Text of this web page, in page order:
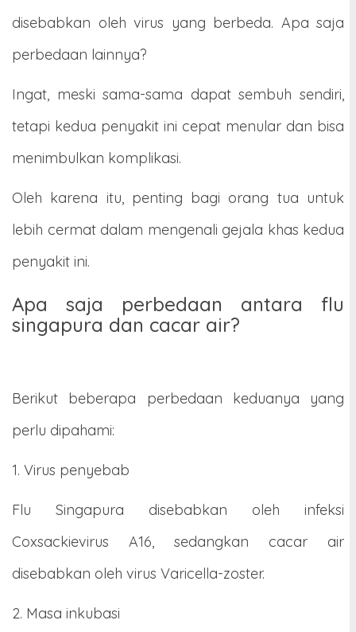
disebabkan oleh virus yang berbeda. Apa saja
perbedaan lainnya?
Ingat, meski sama-sama dapat sembuh sendiri,
tetapi kedua penyakit ini cepat menular dan bisa
menimbulkan komplikasi.
Oleh karena itu, penting bagi orang tua untuk
lebih cermat dalam mengenali gejala khas kedua
penyakit ini.
Apa saja perbedaan antara flu
singapura dan cacar air?
Berikut beberapa perbedaan keduanya yang
perlu dipahami:
1. Virus penyebab
Flu Singapura disebabkan oleh infeksi
Coxsackievirus A16, sedangkan cacar air
disebabkan oleh virus Varicella-zoster.
2. Masa inkubasi